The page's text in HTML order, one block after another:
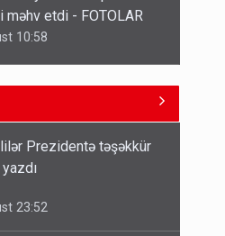
22:04
Seliverstov ölkədən
- SİYAHI
Prezidentə təşəkkür
23:52